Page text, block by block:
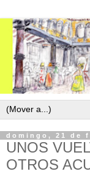
domingo, 21 de
UNOS
OTROS